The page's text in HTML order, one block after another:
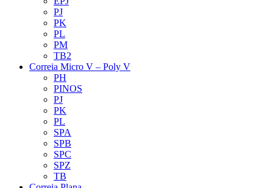
PJ
PK
PL
PM
TB2
Correia Micro V – Poly V
PH
PINOS
PJ
PK
PL
SPA
SPB
SPC
SPZ
TB